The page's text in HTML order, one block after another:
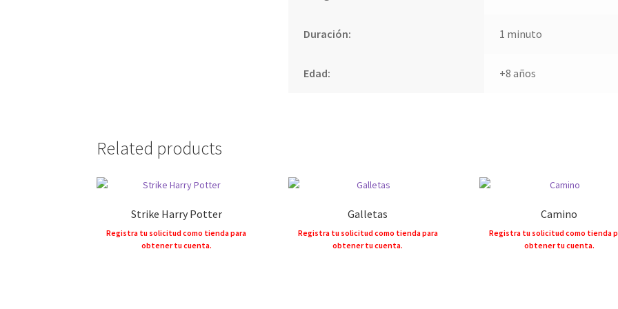
Duración: 1 minuto
Edad: +8 años
Related products
Strike Harry Potter
Registra tu solicitud como tienda para
obtener tu cuenta.
Galletas
Registra tu solicitud como tienda para
obtener tu cuenta.
Camino
Registra tu solicitud como tienda
obtener tu cuenta.